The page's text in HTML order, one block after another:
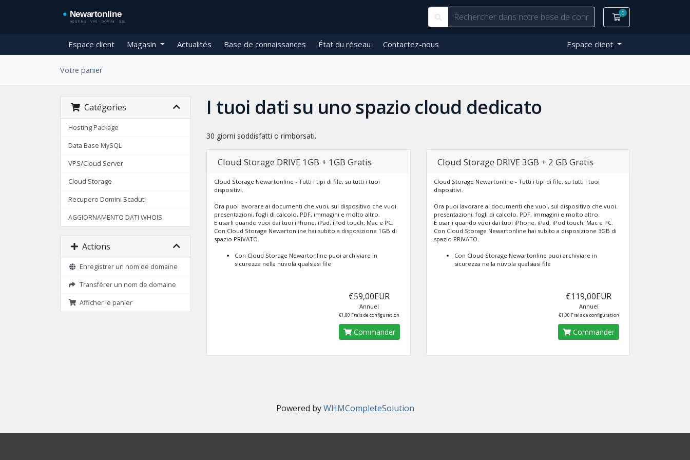
0
Votre panier
Espace client Magasin Actualités Base de connaissances État du réseau Contactez-nous Espace client
Votre panier
Catégories
Hosting Package
Data Base MySQL
VPS/Cloud Server
Cloud Storage
Recupero Domini Scaduti
AGGIORNAMENTO DATI WHOIS
Actions
Enregistrer un nom de domaine
Transférer un nom de domaine
Afficher le panier
I tuoi dati su uno spazio cloud dedicato
30 giorni soddisfatti o rimborsati.
Cloud Storage DRIVE 1GB + 1GB Gratis
Cloud Storage Newartonline - Tutti i tipi di file, su tutti i tuoi
dispositivi.
Ora puoi lavorare ai documenti che vuoi, sul dispositivo che vuoi.
presentazioni, fogli di calcolo, PDF, immagini e molto altro.
E usarli quando vuoi dai tuoi iPhone, iPad, iPod touch, Mac e PC.
Con Cloud Storage Newartonline hai subito a disposizione 1GB di
spazio PRIVATO.
Con Cloud Storage Newartonline puoi archiviare in
sicurezza nella nuvola qualsiasi file
€59,00EUR
Annuel
€1,00 Frais de configuration
Commander
Cloud Storage DRIVE 3GB + 2 GB Gratis
Cloud Storage Newartonline - Tutti i tipi di file, su tutti i tuoi
dispositivi.
Ora puoi lavorare ai documenti che vuoi, sul dispositivo che vuoi.
presentazioni, fogli di calcolo, PDF, immagini e molto altro.
E usarli quando vuoi dai tuoi iPhone, iPad, iPod touch, Mac e PC.
Con Cloud Storage Newartonline hai subito a disposizione 3GB di
spazio PRIVATO.
Con Cloud Storage Newartonline puoi archiviare in
sicurezza nella nuvola qualsiasi file
€119,00EUR
Annuel
€1,00 Frais de configuration
Commander
Powered byWHMCompleteSolution